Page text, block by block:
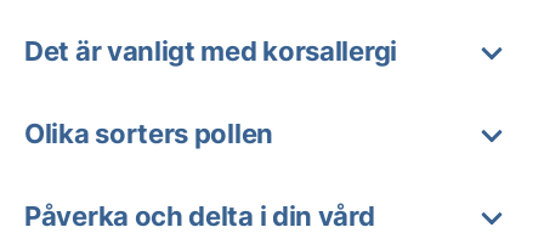
Det är vanligt med korsallergi
Olika sorters pollen
Påverka och delta i din vård